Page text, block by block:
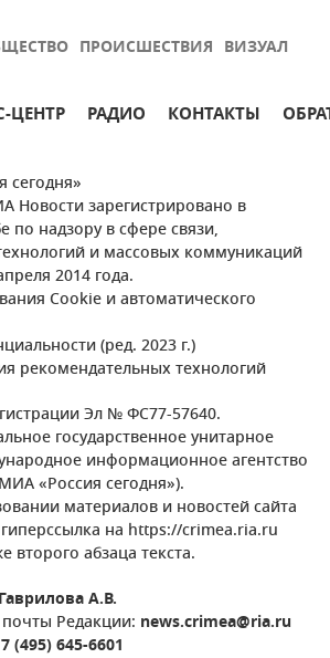
ПРОИСШЕСТВИЯ ВИЗУАЛ
ЦЕНТР РАДИО КОНТАКТЫ
Новости зарегистрировано в
по надзору в сфере связи,
и массовых коммуникаций
2014 года.
Cookie и автоматического
(ред. 2023 г.)
рекомендательных технологий
Эл № ФС77-57640.
государственное унитарное
информационное агентство
«Россия сегодня»).
материалов и новостей сайта
на https://crimea.ria.ru
второго абзаца текста.
Гаврилова А.В.
Редакции: news.crimea@ria.ru
7 (495) 645-6601